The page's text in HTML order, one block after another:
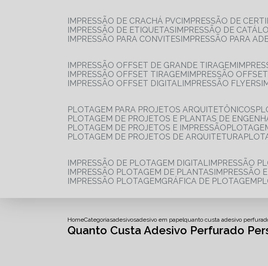
IMPRESSÃO DE CRACHÁ PVC IMPRESSÃO DE
IMPRESSÃO DE ETIQUETAS IMPRESSÃO DE
IMPRESSÃO PARA CONVITES IMPRESSÃO PARA
IMPRESSÃO OFFSET DE GRANDE TIRAGEM
IMPRESSÃO OFFSET TIRAGEM IMPRESSÃO
IMPRESSÃO OFFSET DIGITAL IMPRESSÃO FLYERS
PLOTAGEM PARA PROJETOS ARQUITETÔNICOS
PLOTAGEM DE PROJETOS E PLANTAS DE
PLOTAGEM DE PROJETOS E IMPRESSÃO
PLOTAGEM DE PROJETOS DE ARQUITETURA
IMPRESSÃO DE PLOTAGEM DIGITAL IMPRESSÃO
IMPRESSÃO PLOTAGEM DE PLANTAS IMPRESSÃO
IMPRESSÃO PLOTAGEM
GRÁFICA DE PLOTAGEM
HomeCategoriasadesivosadesivo em papelquanto custa adesivo
Quanto Custa Adesivo Perfurado